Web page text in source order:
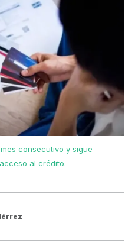
consecutivo y sigue
al crédito.